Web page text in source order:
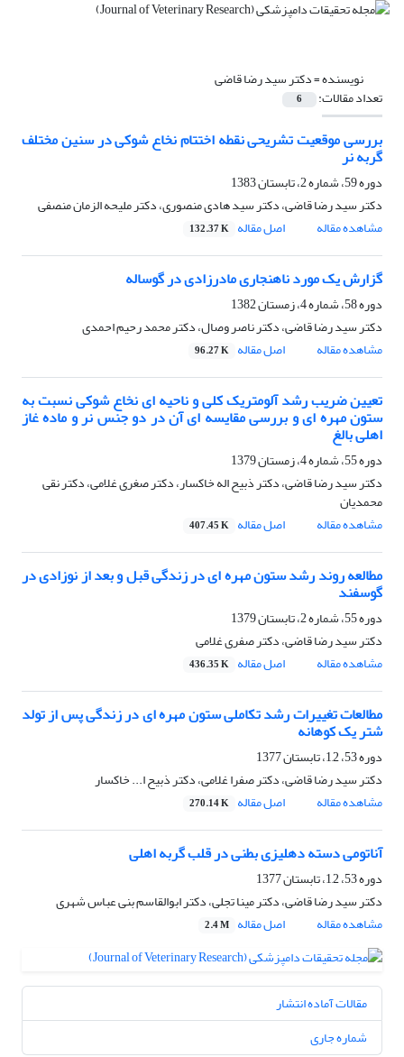
نویسنده =دکتر سید رضا قاضی
تعداد مقالات: 6
بررسی موقعیت تشریحی نقطه اختتام نخاع شوکی در سنین مختلف
گربه نر
دوره 59، شماره 2، تابستان 1383
دکتر سید رضا قاضی، دکتر سید هادی منصوری، دکتر ملیحه الزمان منصفی
مشاهده مقاله
اصل مقاله 132.37 K
گزارش یک مورد ناهنجاری مادرزادی در گوساله
دوره 58، شماره 4، زمستان 1382
دکتر سید رضا قاضی، دکتر ناصر وصال، دکتر محمد رحیم احمدی
مشاهده مقاله
اصل مقاله 96.27 K
تعیین ضریب رشد آلومتریک کلی و ناحیه ای نخاع شوکی نسبت به
ستون مهره ای و بررسی مقایسه ای آن در دو جنس نر و ماده غاز
اهلی بالغ
دوره 55، شماره 4، زمستان 1379
دکتر سید رضا قاضی، دکتر ذبیح اله خاکسار، دکتر صغری غلامی، دکتر نقی
محمدیان
مشاهده مقاله
اصل مقاله 407.45 K
مطالعه روند رشد ستون مهره ای در زندگی قبل و بعد از نوزادی در
گوسفند
دوره 55، شماره 2، تابستان 1379
دکتر سید رضا قاضی، دکتر صفری غلامی
مشاهده مقاله
اصل مقاله 436.35 K
مطالعات تغییرات رشد تکاملی ستون مهره ای در زندگی پس از تولد
شتر یک کوهانه
دوره 53، 1,2، تابستان 1377
دکتر سید رضا قاضی، دکتر صفرا غلامی، دکتر ذبیح ا... خاکسار
مشاهده مقاله
اصل مقاله 270.14 K
آناتومی دسته دهلیزی بطنی در قلب گربه اهلی
دوره 53، 1,2، تابستان 1377
دکتر سید رضا قاضی، دکتر مینا تجلی، دکتر ابوالقاسم بنی عباس شهری
مشاهده مقاله
اصل مقاله 2.4 M
مقالات آماده انتشار
شماره جاری